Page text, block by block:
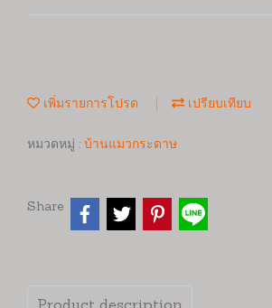
เพิ่มรายการโปรด เปรียบเทียบ
หมวดหมู่ : บ้านแมวกระดาษ
Share